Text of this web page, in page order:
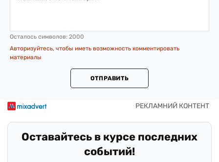
Осталось символов: 2000
Авторизуйтесь, чтобы иметь возможность комментировать
материалы
ОТПРАВИТЬ
Оставайтесь в курсе последних
событий!